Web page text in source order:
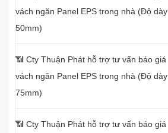
vách ngăn Panel EPS trong nhà (Độ dày
50mm)
📶 Cty Thuận Phát hỗ trợ tư vấn báo giá
vách ngăn Panel EPS trong nhà (Độ dày
75mm)
📶 Cty Thuận Phát hỗ trợ tư vấn báo giá